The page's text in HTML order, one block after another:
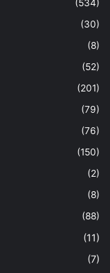
(534)
(30)
(8)
(52)
(201)
(79)
(76)
(150)
(2)
(8)
(88)
(11)
(7)